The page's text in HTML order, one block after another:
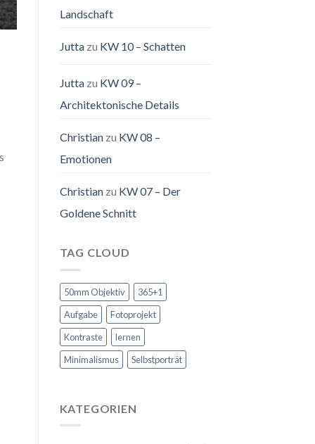
Landschaft
Juttazu KW 10 – Schatten
Juttazu KW 09 –
Architektonische Details
Christianzu KW 08 –
Emotionen
Christianzu KW 07 – Der
Goldene Schnitt
TAG CLOUD
50mm Objektiv
365+1
Aufgabe
Fotoprojekt
Kontraste
lernen
Minimalismus
Selbstporträt
KATEGORIEN